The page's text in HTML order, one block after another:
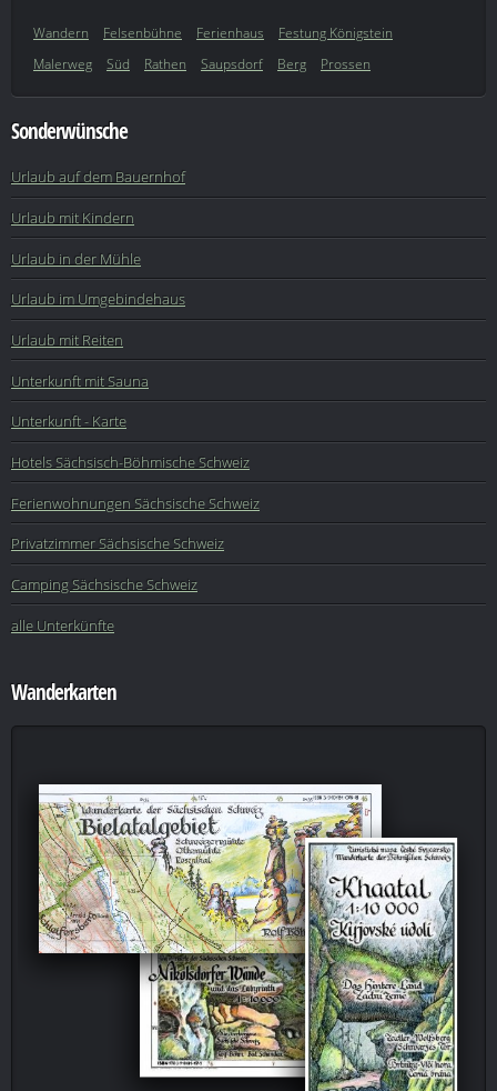
Wandern Felsenbühne Ferienhaus
Festung Königstein
Malerweg
Süd Rathen Saupsdorf Berg Prossen
Sonderwünsche
Urlaub auf dem Bauernhof
Urlaub mit Kindern
Urlaub in der Mühle
Urlaub im Umgebindehaus
Urlaub mit Reiten
Unterkunft mit Sauna
Unterkunft - Karte
Hotels Sächsisch-Böhmische Schweiz
Ferienwohnungen Sächsische Schweiz
Privatzimmer Sächsische Schweiz
Camping Sächsische Schweiz
alle Unterkünfte
Wanderkarten